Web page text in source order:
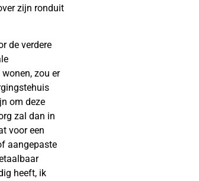
zijn ronduit
de verdere
zou er
om deze
zal dan in
voor een
aangepaste
heeft, ik